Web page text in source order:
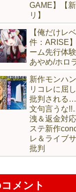
GAME】【
リ】
【俺だけレ
件：ARISE
ーム先行体
あやめ/ホロ
新作モンハ
リコレに屈
批判される
文句言うな
洩＆返金対
ステ新作
レ＆ライブ
批判
メント